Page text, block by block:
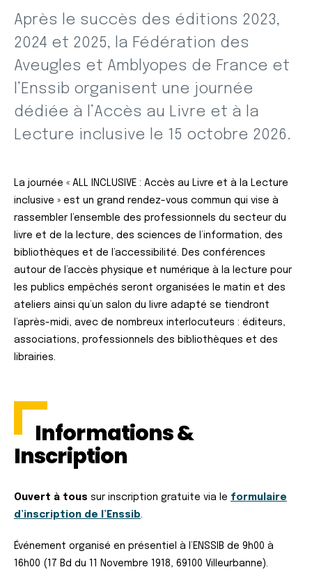
Après le succès des éditions 2023,
2024 et 2025, la Fédération des
Aveugles et Amblyopes de France et
l’Enssib organisent une journée
dédiée à l’Accès au Livre et à la
Lecture inclusive le 15 octobre 2026.
La journée « ALL INCLUSIVE : Accès au Livre et à la Lecture
inclusive » est un grand rendez-vous commun qui vise à
rassembler l’ensemble des professionnels du secteur du
livre et de la lecture, des sciences de l’information, des
bibliothèques et de l’accessibilité. Des conférences
autour de l’accès physique et numérique à la lecture pour
les publics empêchés seront organisées le matin et des
ateliers ainsi qu’un salon du livre adapté se tiendront
l’après-midi, avec de nombreux interlocuteurs : éditeurs,
associations, professionnels des bibliothèques et des
librairies.
Informations &
Inscription
Ouvert à tous sur inscription gratuite via le formulaire
d’inscription de l’Enssib.
Événement organisé en présentiel à l’ENSSIB de 9h00 à
16h00 (17 Bd du 11 Novembre 1918, 69100 Villeurbanne).